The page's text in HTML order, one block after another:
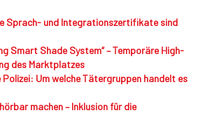
Sprach- und Integrationszertifikate sind
Smart Shade System“ – Temporäre High-
des Marktplatzes
Polizei: Um welche Tätergruppen handelt es
machen – Inklusion für die